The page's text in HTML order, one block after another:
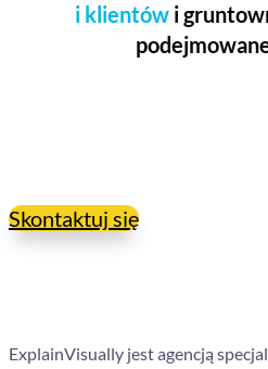
i klientówi
Skontaktuj się
ExplainVisually jest agencją